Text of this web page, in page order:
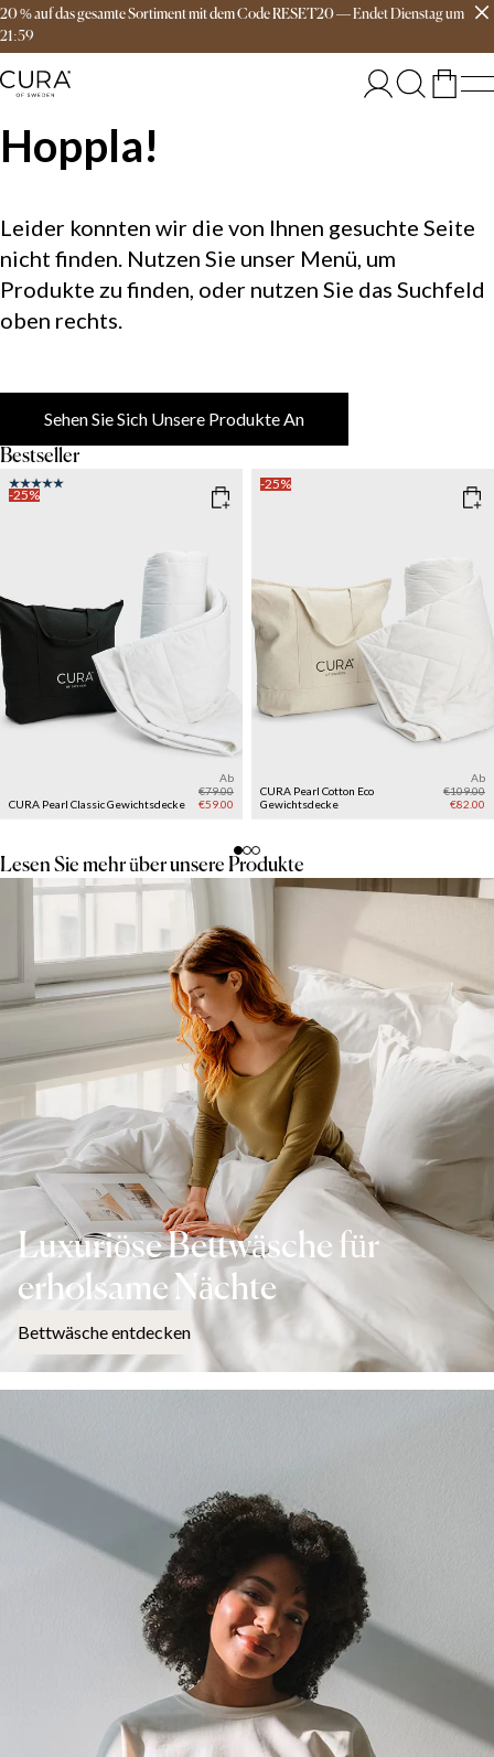
20 % auf das gesamte Sortiment mit dem Code RESET20—EndetDienstagum
21:59
Hoppla!
Leider konnten wir die von Ihnen gesuchte Seite
nicht finden. Nutzen Sie unser Menü, um
Produkte zu finden, oder nutzen Sie das Suchfeld
oben rechts.
Sehen Sie Sich Unsere Produkte An
Bestseller
-25%
CURA Pearl Classic Gewichtsdecke
Ab
€79.00
€59.00
-25%
CURA Pearl Cotton Eco
Gewichtsdecke
Ab
€109.00
€82.00
Lesen Sie mehr über unsere Produkte
Luxuriöse Bettwäsche für
erholsame Nächte
Bettwäsche entdecken